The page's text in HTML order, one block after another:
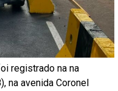
registrado na na
na avenida Coronel